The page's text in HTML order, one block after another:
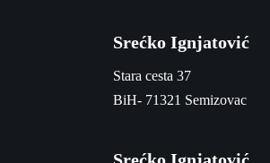
Srećko Ignjatović
Stara cesta 37
BiH- 71321 Semizovac